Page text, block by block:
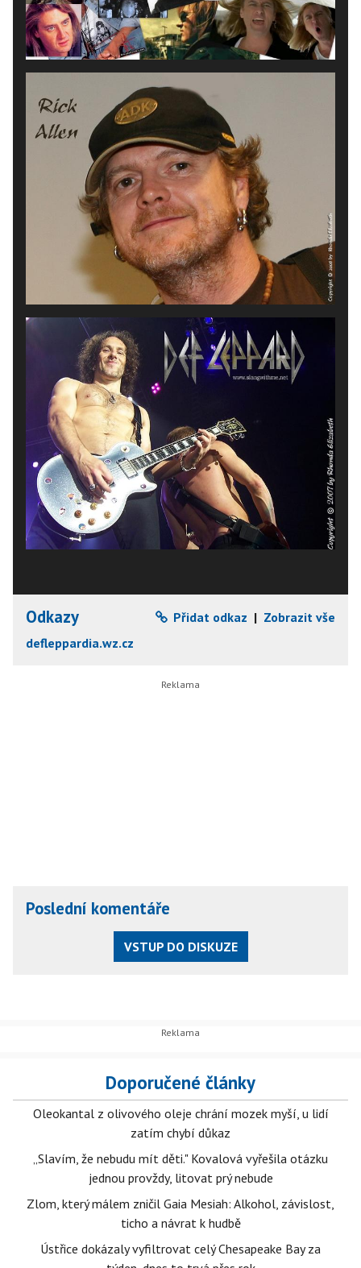
Odkazy Přidat odkaz | Zobrazit vše
defleppardia.wz.cz
Poslední komentáře
VSTUP DO DISKUZE
Doporučené články
Oleokantal z olivového oleje chrání mozek myší, u lidí
zatím chybí důkaz
„Slavím, že nebudu mít děti." Kovalová vyřešila otázku
jednou provždy, litovat prý nebude
Zlom, který málem zničil Gaia Mesiah: Alkohol, závislost,
ticho a návrat k hudbě
Ústřice dokázaly vyfiltrovat celý Chesapeake Bay za